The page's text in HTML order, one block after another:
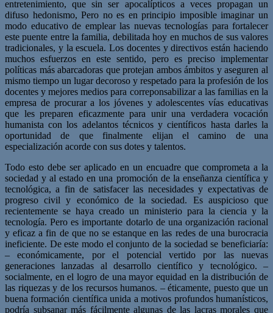
entretenimiento, que sin ser apocalípticos a veces propagan un
difuso hedonismo,Pero no es en principio imposible imaginar un
modo educativo de emplear las nuevas tecnologías para fortalecer
este puente entre la familia, debilitada hoy en muchos de sus valores
tradicionales, y la escuela. Los docentes y directivos están haciendo
muchos esfuerzos en este sentido, pero es preciso implementar
políticas más abarcadoras queprotejan ambos ámbitos y aseguren al
mismo tiempo un lugar decoroso y respetado para la profesión de los
docentes y mejores medios para correponsabilizar a las familias en la
empresa de procurar a los jóvenes y adolescentes vías educativas
que les preparen eficazmente para unir una verdadera vocación
humanista con los adelantos técnicos y científicos hasta darles la
oportunidad de que finalmente elijan el camino de una
especialización acorde con sus dotes y talentos.
Todo esto debe ser aplicado en un encuadre que comprometa a la
sociedad y al estadoen una promoción de la enseñanza científica y
tecnológica, a fin de satisfacer las necesidades y expectativas de
progreso civil y económico de la sociedad. Es auspicioso que
recientemente se haya creado un ministerio para la ciencia y la
tecnología. Pero es importante dotarlo de una organización racional
y eficaz a fin de que no se estanque en las redes de una burocracia
ineficiente. De este modo el conjunto de la sociedad se beneficiaría:
–
económicamente, por el potencial vertido por las nuevas
generaciones lanzadas al desarrollo científico y tecnológico.–
socialmente, en el logro de una mayor equidad en la distribución de
las riquezasy de los recursos humanos. – éticamente, puesto que un
buena formación científica unida a motivos profundos humanísticos,
podría subsanar más fácilmente algunas de las lacras morales que